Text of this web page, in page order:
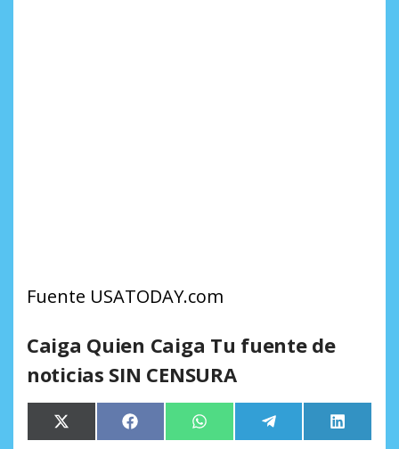
Fuente USATODAY.com
Caiga Quien Caiga Tu fuente de
noticias SIN CENSURA
Compartir
en
X
(Twitter)
Compartir
en
Facebook Compartir
en
WhatsApp Compartir
en
Telegram
en
LinkedIn